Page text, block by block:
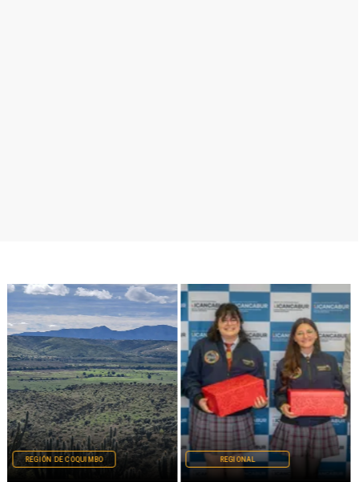
REGIÓN DE COQUIMBO REGIONAL